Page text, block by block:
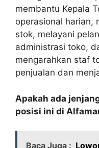
membantu Kepala
operasional harian,
stok, melayani
administrasi toko,
mengarahkan staf
penjualan dan
Apakah ada
posisi ini di
Baca Juga :